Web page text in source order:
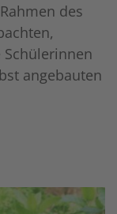
des
angebauten